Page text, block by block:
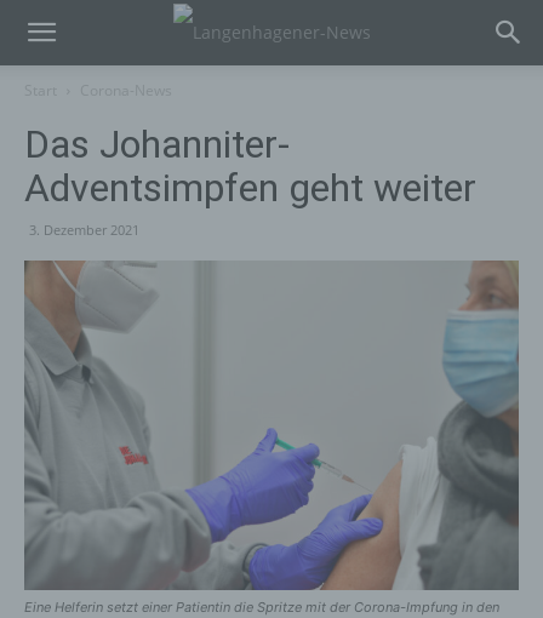
Das Johanniter-
Adventsimpfen geht weiter
3. Dezember 2021
Eine Helferin setzt einer Patientin die Spritze mit der Corona-Impfung in den